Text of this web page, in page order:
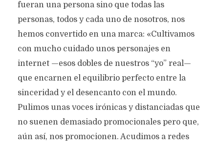
fueran una persona sino que todas las
personas, todos y cada uno de nosotros, nos
hemos convertido en una marca: «Cultivamos
con mucho cuidado unos personajes en
internet —esos dobles de nuestros “yo” real—
que encarnen el equilibrio perfecto entre la
sinceridad y el desencanto con el mundo.
Pulimos unas voces irónicas y distanciadas que
no suenen demasiado promocionales pero que,
aún así, nos promocionen. Acudimos a redes